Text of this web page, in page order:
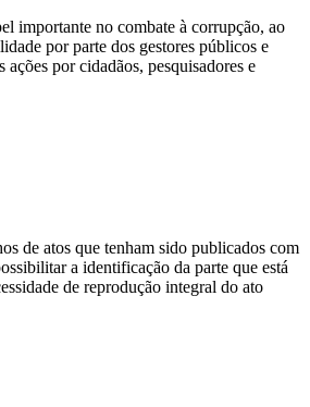
importante no combate à corrupção, ao
por parte dos gestores públicos e
por cidadãos, pesquisadores e
de atos que tenham sido publicados com
a identificação da parte que está
de reprodução integral do ato